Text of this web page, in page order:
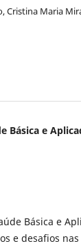
Cristina Maria
e
Básica e
desafios nas